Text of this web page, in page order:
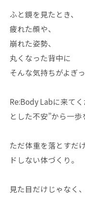
ふと鏡を見たとき、
疲れた顔や、
崩れた姿勢、
丸くなった背中に
そんな気持ちがよぎ
Re:Body Labに来て
とした不安”から一歩
ただ体重を落とすだ
ドしない体づくり。
見た目だけじゃなく